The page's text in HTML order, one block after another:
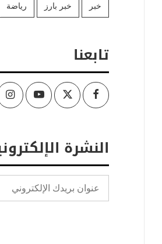
خبر خبر بارز رياضة
تابعنا
Facebook
Twitter
النشرة